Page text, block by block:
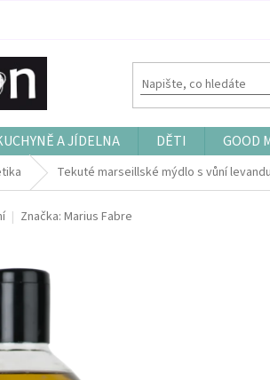
A JÍDELNA DĚTI GOOD
Tekuté marseillské mýdlo s vůní
Značka: Marius Fabre